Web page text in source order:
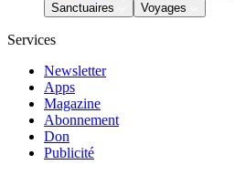
Sanctuaires
Voyages
Services
Newsletter
Apps
Magazine
Abonnement
Don
Publicité